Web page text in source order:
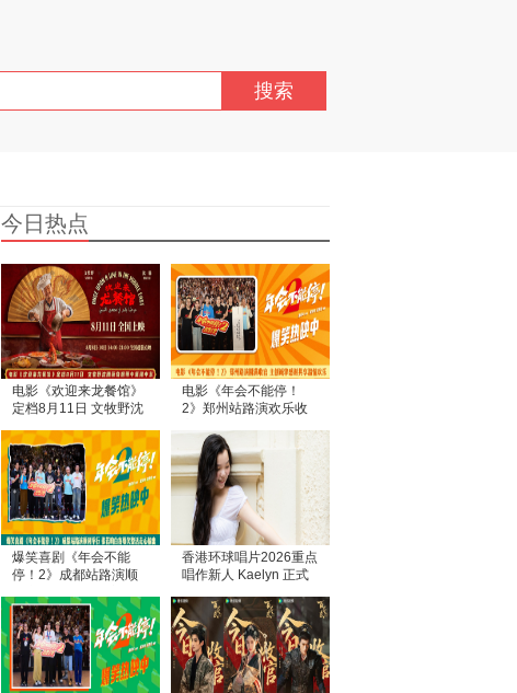
搜索
今日热点
电影《欢迎来龙餐馆》
定档8月11日 文牧野沈
电影《年会不能停！
2》郑州站路演欢乐收
爆笑喜剧《年会不能
停！2》成都站路演顺
整活走心输出
香港环球唱片2026重点
唱作新人 Kaelyn 正式